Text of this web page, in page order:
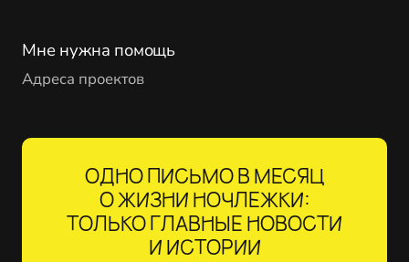
Мне нужна помощь
Адреса проектов
ОДНО ПИСЬМО В МЕСЯЦ
О ЖИЗНИ НОЧЛЕЖКИ:
ТОЛЬКО ГЛАВНЫЕ НОВОСТИ
И ИСТОРИИ